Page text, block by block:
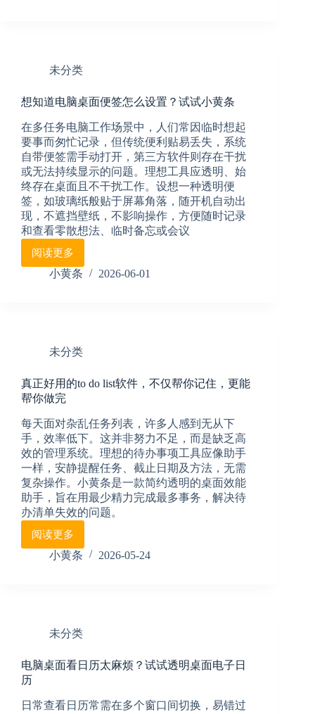
步
的
忘
推
荐
小
黄
条
未分类
想知道电脑桌面便签怎么设置？试试小黄条
在多任务电脑工作场景中，人们常因临时想起
要事而匆忙记录，但传统便利贴易丢失，系统
自带便签需手动打开，第三方软件则存在干扰
或无法持续显示的问题。理想工具应透明、始
终存在桌面且不干扰工作。设想一种透明便
签，如玻璃纸般贴于屏幕角落，随开机自动出
现，不遮挡壁纸，不影响操作，方便随时记录
和查看零散想法、临时备忘或会议
阅读更多
想
知
便
怎
么
置？
试
试
小
黄
条
小黄条 2026-06-01
未分类
真正好用的to do list软件，不仅帮你记住，更能
帮你做完
每天面对杂乱任务列表，许多人感到无从下
手，效率低下。这并非努力不足，而是缺乏高
效的管理系统。理想的待办事项工具应像助手
一样，安静提醒任务、截止日期及方法，无需
复杂操作。小黄条是一款简约透明的桌面效能
助手，旨在用最少精力完成最多事务，解决待
办清单失效的问题。
阅读更多
真
正
list
件，
帮
小黄条 2026-05-24
未分类
电脑桌面看日历太麻烦？试试透明桌面电子日
历
日常查看日历常需在多个窗口间切换，易错过